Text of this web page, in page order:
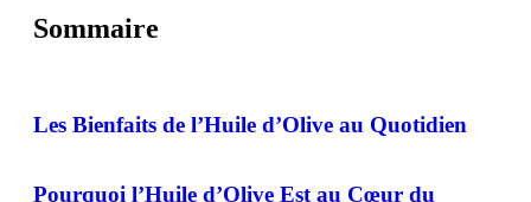
Sommaire
Les Bienfaits de l’Huile d’Olive au Quotidien
Pourquoi l’Huile d’Olive Est au Cœur du